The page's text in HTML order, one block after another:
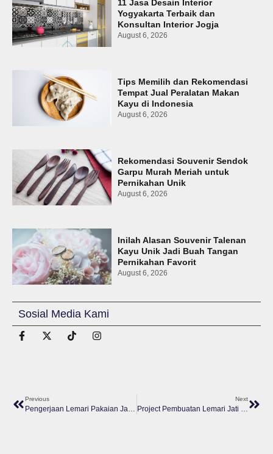
11 Jasa Desain Interior
Yogyakarta Terbaik dan
Konsultan Interior Jogja
August 6, 2026
Tips Memilih dan Rekomendasi
Tempat Jual Peralatan Makan
Kayu di Indonesia
August 6, 2026
Rekomendasi Souvenir Sendok
Garpu Murah Meriah untuk
Pernikahan Unik
August 6, 2026
Inilah Alasan Souvenir Talenan
Kayu Unik Jadi Buah Tangan
Pernikahan Favorit
August 6, 2026
Sosial Media Kami
Previous Next